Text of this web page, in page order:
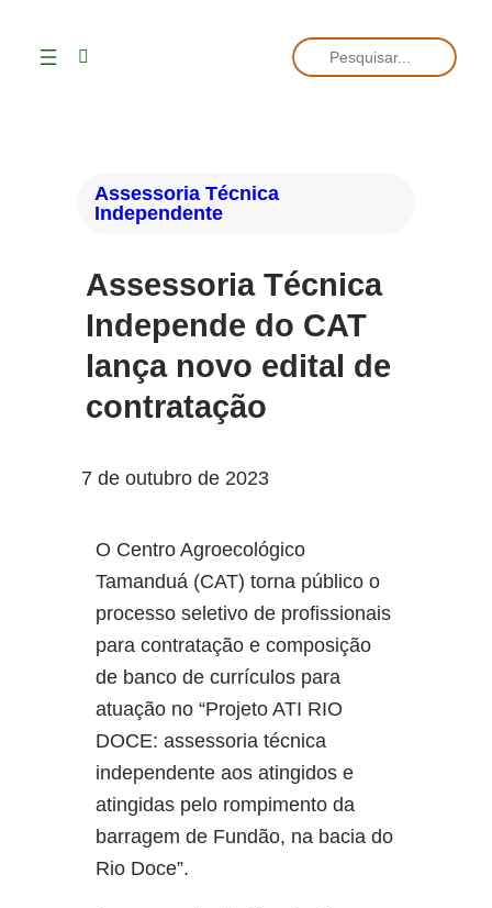
Pesquisar
Assessoria Técnica
Independente
Assessoria Técnica
Independe do CAT
lança novo edital de
contratação
7 de outubro de 2023
O Centro Agroecológico
Tamanduá (CAT) torna público o
processo seletivo de profissionais
para contratação e composição
de banco de currículos para
atuação no “Projeto ATI RIO
DOCE: assessoria técnica
independente aos atingidos e
atingidas pelo rompimento da
barragem de Fundão, na bacia do
Rio Doce”.